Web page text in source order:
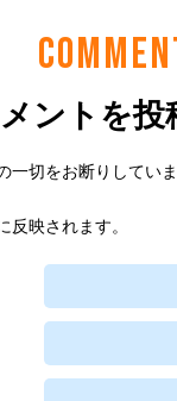
ントを投
切をお断りしていま
映されます。